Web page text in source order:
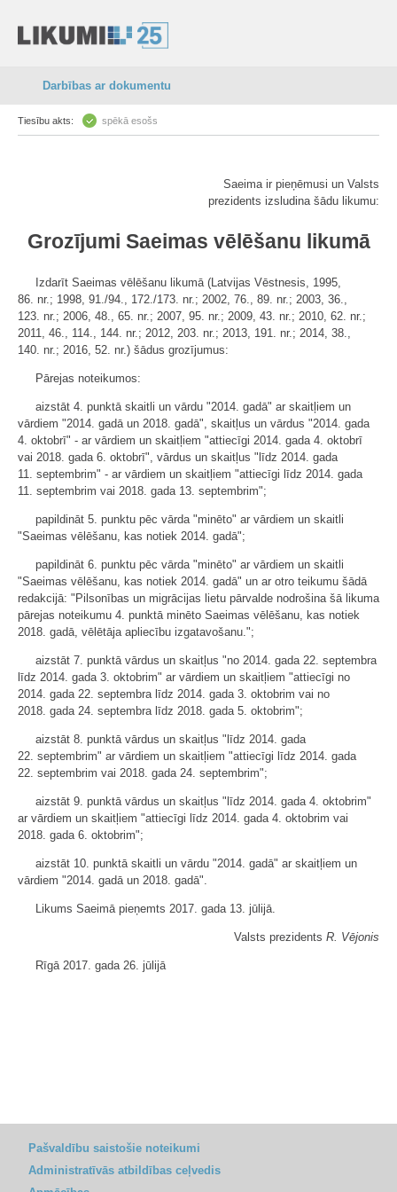
Darbības ar dokumentu
Tiesību akts: spēkā esošs
Saeima ir pieņēmusi un Valsts
prezidents izsludina šādu likumu:
Grozījumi Saeimas vēlēšanu likumā
Izdarīt Saeimas vēlēšanu likumā (Latvijas Vēstnesis, 1995,
86. nr.; 1998, 91./94., 172./173. nr.; 2002, 76., 89. nr.; 2003, 36.,
123. nr.; 2006, 48., 65. nr.; 2007, 95. nr.; 2009, 43. nr.; 2010, 62. nr.;
2011, 46., 114., 144. nr.; 2012, 203. nr.; 2013, 191. nr.; 2014, 38.,
140. nr.; 2016, 52. nr.) šādus grozījumus:
Pārejas noteikumos:
aizstāt 4. punktā skaitli un vārdu "2014. gadā" ar skaitļiem un
vārdiem "2014. gadā un 2018. gadā", skaitļus un vārdus "2014. gada
4. oktobrī" - ar vārdiem un skaitļiem "attiecīgi 2014. gada 4. oktobrī
vai 2018. gada 6. oktobrī", vārdus un skaitļus "līdz 2014. gada
11. septembrim" - ar vārdiem un skaitļiem "attiecīgi līdz 2014. gada
11. septembrim vai 2018. gada 13. septembrim";
papildināt 5. punktu pēc vārda "minēto" ar vārdiem un skaitli
"Saeimas vēlēšanu, kas notiek 2014. gadā";
papildināt 6. punktu pēc vārda "minēto" ar vārdiem un skaitli
"Saeimas vēlēšanu, kas notiek 2014. gadā" un ar otro teikumu šādā
redakcijā: "Pilsonības un migrācijas lietu pārvalde nodrošina šā likuma
pārejas noteikumu 4. punktā minēto Saeimas vēlēšanu, kas notiek
2018. gadā, vēlētāja apliecību izgatavošanu.";
aizstāt 7. punktā vārdus un skaitļus "no 2014. gada 22. septembra
līdz 2014. gada 3. oktobrim" ar vārdiem un skaitļiem "attiecīgi no
2014. gada 22. septembra līdz 2014. gada 3. oktobrim vai no
2018. gada 24. septembra līdz 2018. gada 5. oktobrim";
aizstāt 8. punktā vārdus un skaitļus "līdz 2014. gada
22. septembrim" ar vārdiem un skaitļiem "attiecīgi līdz 2014. gada
22. septembrim vai 2018. gada 24. septembrim";
aizstāt 9. punktā vārdus un skaitļus "līdz 2014. gada 4. oktobrim"
ar vārdiem un skaitļiem "attiecīgi līdz 2014. gada 4. oktobrim vai
2018. gada 6. oktobrim";
aizstāt 10. punktā skaitli un vārdu "2014. gadā" ar skaitļiem un
vārdiem "2014. gadā un 2018. gadā".
Likums Saeimā pieņemts 2017. gada 13. jūlijā.
Valsts prezidents R. Vējonis
Rīgā 2017. gada 26. jūlijā
Pašvaldību saistošie noteikumi
Administratīvās atbildības ceļvedis